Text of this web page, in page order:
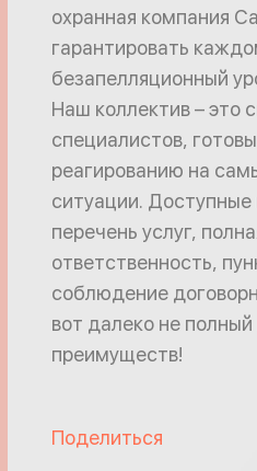
охранная компания
гарантировать
безапелляционный
Наш коллектив – это
специалистов,
реагированию на
ситуации. Доступные
перечень услуг,
ответственность,
соблюдение
вот далеко не
преимуществ!
Поделиться